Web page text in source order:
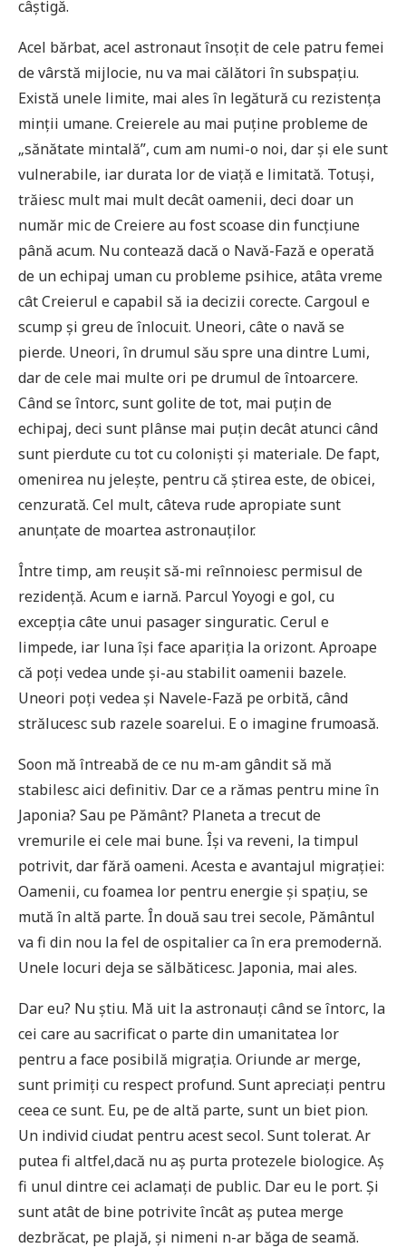
câștigă.
Acel bărbat, acel astronaut însoțit de cele patru femei
de vârstă mijlocie, nu va mai călători în subspațiu.
Există unele limite, mai ales în legătură cu rezistența
minții umane. Creierele au mai puține probleme de
„sănătate mintală”, cum am numi-o noi, dar și ele sunt
vulnerabile, iar durata lor de viață e limitată. Totuși,
trăiesc mult mai mult decât oamenii, deci doar un
număr mic de Creiere au fost scoase din funcțiune
până acum. Nu contează dacă o Navă-Fază e operată
de un echipaj uman cu probleme psihice, atâta vreme
cât Creierul e capabil să ia decizii corecte. Cargoul e
scump și greu de înlocuit. Uneori, câte o navă se
pierde. Uneori, în drumul său spre una dintre Lumi,
dar de cele mai multe ori pe drumul de întoarcere.
Când se întorc, sunt golite de tot, mai puțin de
echipaj, deci sunt plânse mai puțin decât atunci când
sunt pierdute cu tot cu coloniști și materiale. De fapt,
omenirea nu jelește, pentru că știrea este, de obicei,
cenzurată. Cel mult, câteva rude apropiate sunt
anunțate de moartea astronauților.
Între timp, am reușit să-mi reînnoiesc permisul de
rezidență. Acum e iarnă. Parcul Yoyogi e gol, cu
excepția câte unui pasager singuratic. Cerul e
limpede, iar luna își face apariția la orizont. Aproape
că poți vedea unde și-au stabilit oamenii bazele.
Uneori poți vedea și Navele-Fază pe orbită, când
strălucesc sub razele soarelui. E o imagine frumoasă.
Soon mă întreabă de ce nu m-am gândit să mă
stabilesc aici definitiv. Dar ce a rămas pentru mine în
Japonia? Sau pe Pământ? Planeta a trecut de
vremurile ei cele mai bune. Își va reveni, la timpul
potrivit, dar fără oameni. Acesta e avantajul migrației:
Oamenii, cu foamea lor pentru energie și spațiu, se
mută în altă parte. În două sau trei secole, Pământul
va fi din nou la fel de ospitalier ca în era premodernă.
Unele locuri deja se sălbăticesc. Japonia, mai ales.
Dar eu? Nu știu. Mă uit la astronauți când se întorc, la
cei care au sacrificat o parte din umanitatea lor
pentru a face posibilă migrația. Oriunde ar merge,
sunt primiți cu respect profund. Sunt apreciați pentru
ceea ce sunt. Eu, pe de altă parte, sunt un biet pion.
Un individ ciudat pentru acest secol. Sunt tolerat. Ar
putea fi altfel,dacă nu aș purta protezele biologice. Aș
fi unul dintre cei aclamați de public. Dar eu le port. Și
sunt atât de bine potrivite încât aș putea merge
dezbrăcat, pe plajă, și nimeni n-ar băga de seamă.